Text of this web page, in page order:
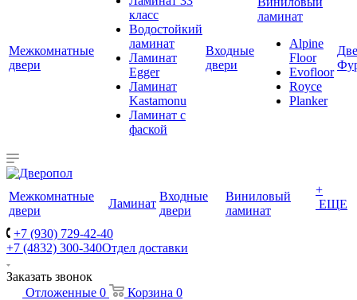
Межкомнатные
двери
класс
Водостойкий
ламинат
Ламинат
Egger
Ламинат
Kastamonu
Ламинат с
фаской
Входные
двери
ламинат
Alpine
Floor
Evofloor
Royce
Planker
Межкомнатные
двери
Ламинат
Входные
двери
Виниловый
ламинат
+
ЕЩЕ
+7 (930) 729-42-40
+7 (4832) 300-340Отдел доставки
Заказать звонок
Отложенные 0 Корзина 0